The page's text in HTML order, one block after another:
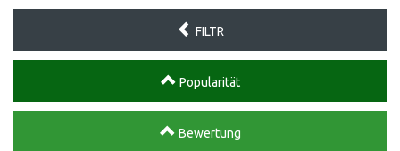
FILTR
Popularität
Bewertung